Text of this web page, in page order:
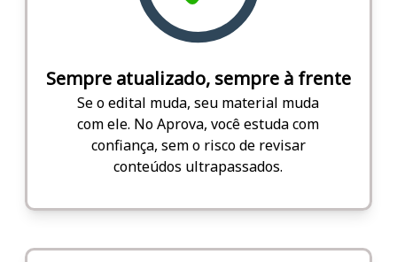
Sempre atualizado, sempre à frente
Se o edital muda, seu material muda
com ele. No Aprova, você estuda com
confiança, sem o risco de revisar
conteúdos ultrapassados.